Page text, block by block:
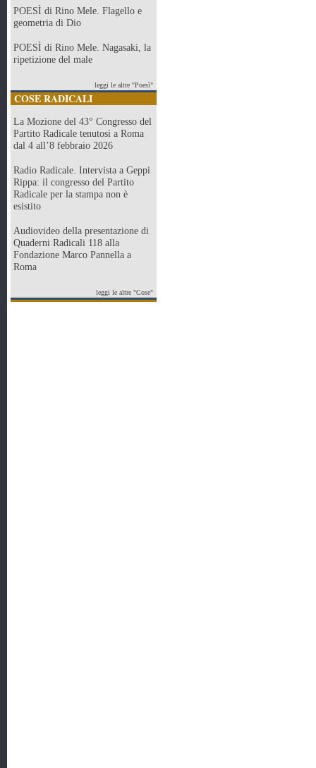
POESÌ di Rino Mele. Flagello e
geometria di Dio
POESÌ di Rino Mele. Nagasaki, la
ripetizione del male
leggi le altre "Poesì"
COSE RADICALI
La Mozione del 43° Congresso del
Partito Radicale tenutosi a Roma
dal 4 all’8 febbraio 2026
Radio Radicale. Intervista a Geppi
Rippa: il congresso del Partito
Radicale per la stampa non è
esistito
Audiovideo della presentazione di
Quaderni Radicali 118 alla
Fondazione Marco Pannella a
Roma
leggi le altre "Cose"